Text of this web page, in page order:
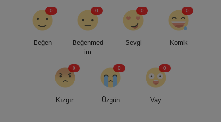
Beğen
0
Beğenmed
im
0
Sevgi
0
Komik
0
Kızgın
0
Üzgün
0
Vay
0